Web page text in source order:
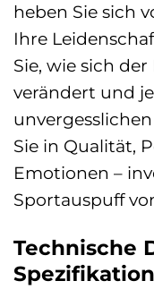
heben Sie sich
Ihre
Sie, wie sich
verändert und
Sie in Qualität,
Emotionen –
Sportauspuff
Technische